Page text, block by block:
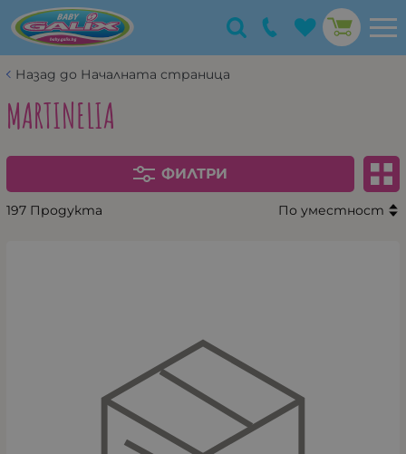
Назад до Началната страница
MARTINELIA
ФИЛТРИ
197 Продукта По уместност